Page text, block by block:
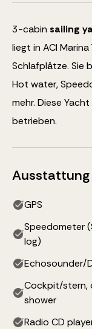
3-cabin sailing
liegt in ACI Marina
Schlafplätze. Sie
Hot water,
mehr. Diese
betrieben.
Ausstattung
GPS
Speedometer
log)
Echosounder/
Cockpit/stern,
shower
Radio CD